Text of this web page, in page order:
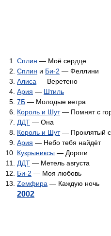
Сплин — Моё сердце
Сплин и Би-2 — Феллини
Алиса — Веретено
Ария — Штиль
7Б — Молодые ветра
Король и Шут— Помнят с
ДДТ — Она
Король и Шут— Проклятый
Ария — Небо тебя найдёт
Кукрыниксы — Дороги
ДДТ — Метель августа
Би-2 — Моя любовь
Zемфира — Каждую ночь
2002